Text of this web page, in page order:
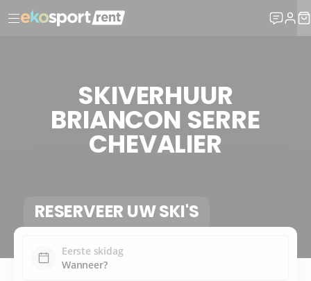
SKIVERHUUR
BRIANCON SERRE
CHEVALIER
RESERVEER UW SKI'S
Eerste skidag